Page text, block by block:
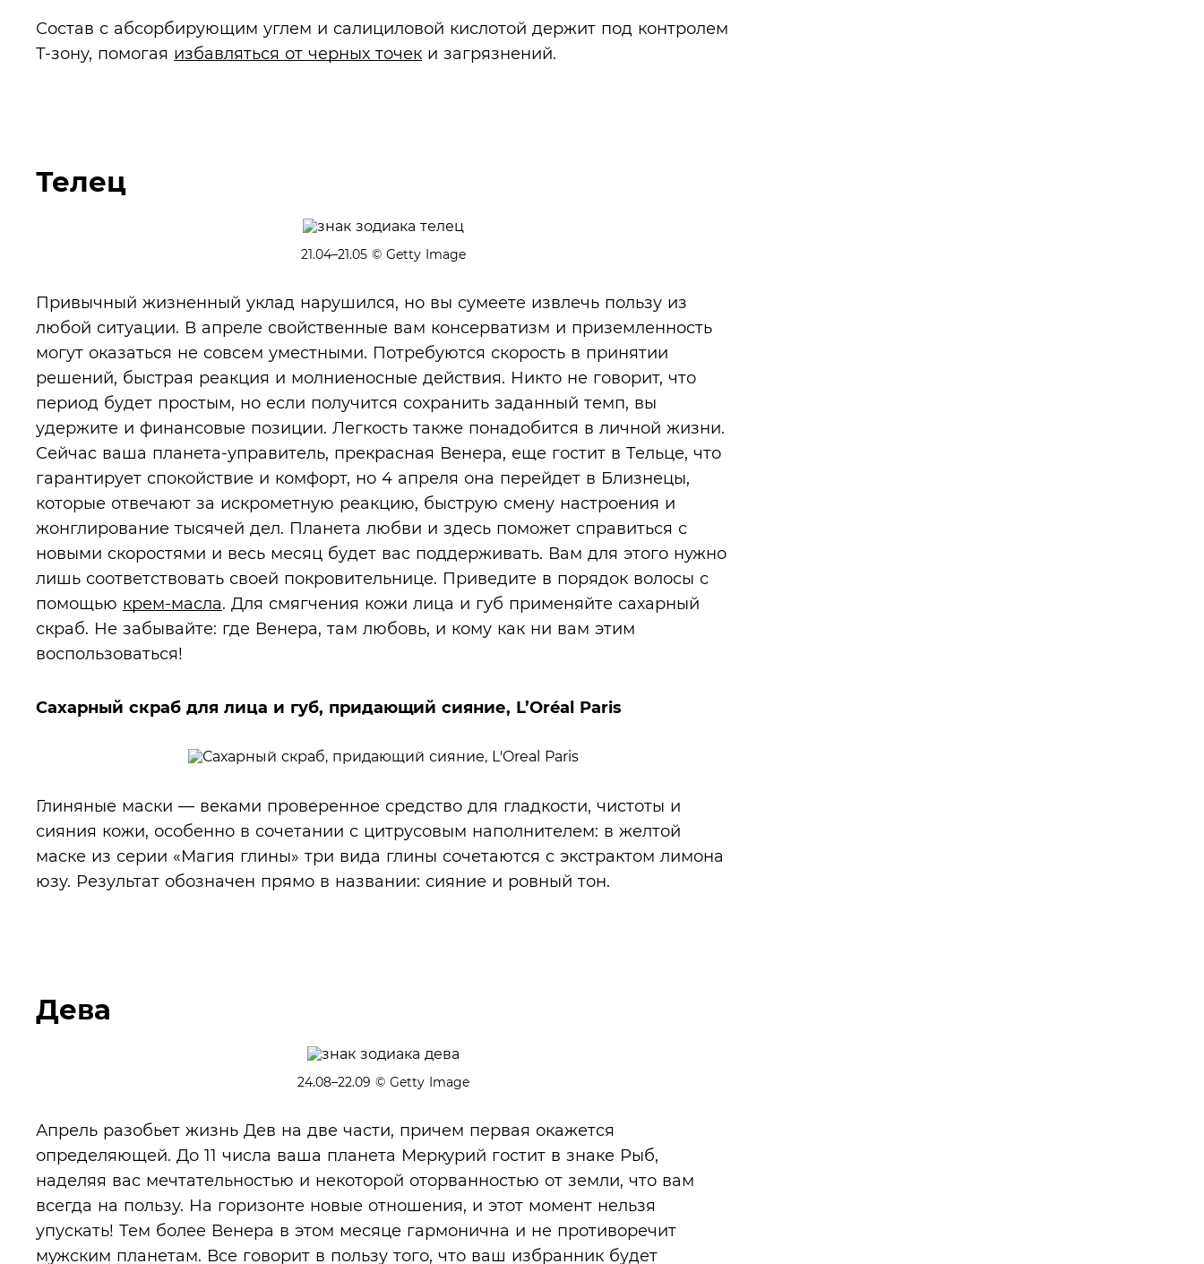
Состав с абсорбирующим углем и салициловой кислотой держит под контролем
Т-зону, помогая избавляться от черных точек и загрязнений.
Телец
21.04–21.05 © Getty Image
Привычный жизненный уклад нарушился, но вы сумеете извлечь пользу из
любой ситуации. В апреле свойственные вам консерватизм и приземленность
могут оказаться не совсем уместными. Потребуются скорость в принятии
решений, быстрая реакция и молниеносные действия. Никто не говорит, что
период будет простым, но если получится сохранить заданный темп, вы
удержите и финансовые позиции. Легкость также понадобится в личной жизни.
Сейчас ваша планета-управитель, прекрасная Венера, еще гостит в Тельце, что
гарантирует спокойствие и комфорт, но 4 апреля она перейдет в Близнецы,
которые отвечают за искрометную реакцию, быструю смену настроения и
жонглирование тысячей дел. Планета любви и здесь поможет справиться с
новыми скоростями и весь месяц будет вас поддерживать. Вам для этого нужно
лишь соответствовать своей покровительнице. Приведите в порядок волосы с
помощью крем-масла. Для смягчения кожи лица и губ применяйте сахарный
скраб. Не забывайте: где Венера, там любовь, и кому как ни вам этим
воспользоваться!
Сахарный скраб для лица и губ, придающий сияние, L’Oréal Paris
Глиняные маски — веками проверенное средство для гладкости, чистоты и
сияния кожи, особенно в сочетании с цитрусовым наполнителем: в желтой
маске из серии «Магия глины» три вида глины сочетаются с экстрактом лимона
юзу. Результат обозначен прямо в названии: сияние и ровный тон.
Дева
24.08–22.09 © Getty Image
Апрель разобьет жизнь Дев на две части, причем первая окажется
определяющей. До 11 числа ваша планета Меркурий гостит в знаке Рыб,
наделяя вас мечтательностью и некоторой оторванностью от земли, что вам
всегда на пользу. На горизонте новые отношения, и этот момент нельзя
упускать! Тем более Венера в этом месяце гармонична и не противоречит
мужским планетам. Все говорит в пользу того, что ваш избранник будет